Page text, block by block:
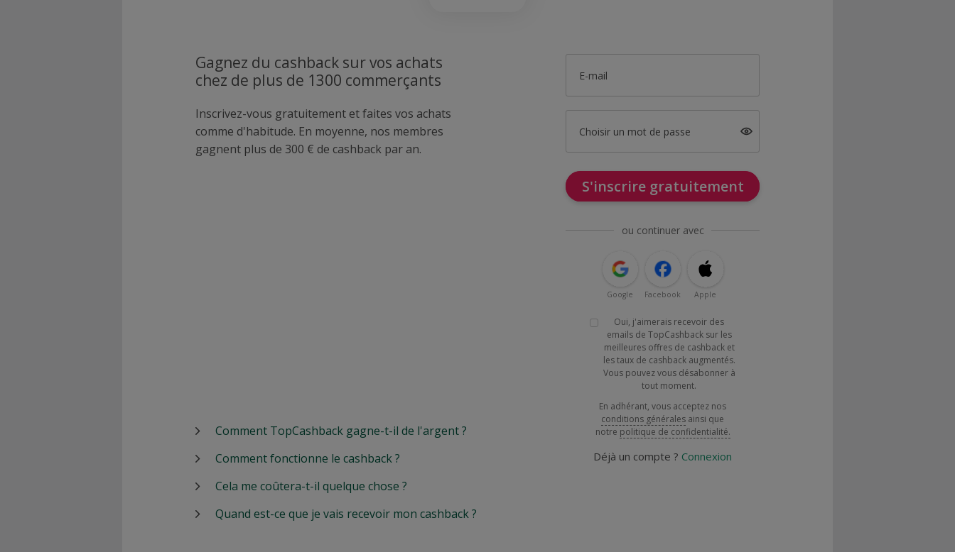
Gagnez du cashback sur vos achats
chez de plus de 1300 commerçants
Inscrivez-vous gratuitement et faites vos achats
comme d'habitude. En moyenne, nos membres
gagnent plus de 300 € de cashback par an.
E-mail
Choisir un mot de passe
S'inscrire gratuitement
ou continuer avec
Google Facebook Apple
Oui, j'aimerais recevoir des
emails de TopCashback sur les
meilleures offres de cashback et
les taux de cashback augmentés.
Vous pouvez vous désabonner à
tout moment.
En adhérant, vous acceptez nos
conditions générales ainsi que
notre politique de confidentialité.
Déjà un compte ? Connexion
Comment TopCashback gagne-t-il de l'argent ?
Comment fonctionne le cashback ?
Cela me coûtera-t-il quelque chose ?
Quand est-ce que je vais recevoir mon cashback ?